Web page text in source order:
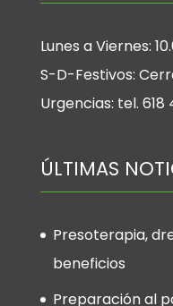
Lunes a Viernes:
S-D-Festivos:
Urgencias: tel. 618
ÚLTIMAS
Presoterapia,
beneficios
Preparación al